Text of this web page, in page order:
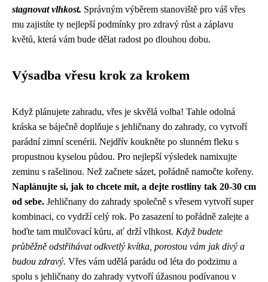
stagnovat vlhkost. Správným výběrem stanoviště pro váš vřes
mu zajistíte ty nejlepší podmínky pro zdravý růst a záplavu
květů, která vám bude dělat radost po dlouhou dobu.
Výsadba vřesu krok za krokem
Když plánujete zahradu, vřes je skvělá volba! Tahle odolná
kráska se báječně doplňuje s jehličnany do zahrady, co vytvoří
parádní zimní scenérii. Nejdřív koukněte po slunném fleku s
propustnou kyselou půdou. Pro nejlepší výsledek namixujte
zeminu s rašelinou. Než začnete sázet, pořádně namočte kořeny.
Naplánujte si, jak to chcete mít, a dejte rostliny tak 20-30 cm
od sebe. Jehličnany do zahrady společně s vřesem vytvoří super
kombinaci, co vydrží celý rok. Po zasazení to pořádně zalejte a
hoďte tam mulčovací kůru, ať drží vlhkost. Když budete
průběžně odstřihávat odkvetlý kvítka, porostou vám jak divý a
budou zdravý. Vřes vám udělá parádu od léta do podzimu a
spolu s jehličnany do zahrady vytvoří úžasnou podívanou v